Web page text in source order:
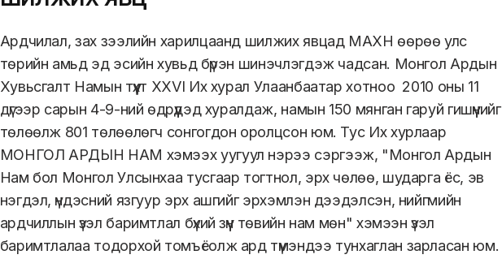
Ардчилал, зах зээлийн харилцаанд шилжих явцад МАХН өөрөө улс
төрийн амьд эд эсийн хувьд бүрэн шинэчлэгдэж чадсан. Монгол Ардын
Хувьсгалт Намын түүхт XXVI Их хурал Улаанбаатар хотноо 2010 оны 11
дүгээр сарын 4-9-ний өдрүүдэд хуралдаж, намын 150 мянган гаруй гишүүнийг
төлөөлж 801 төлөөлөгч сонгогдон оролцсон юм. Тус Их хурлаар
МОНГОЛ АРДЫН НАМ хэмээх уугуул нэрээ сэргээж, "Монгол Ардын
Нам бол Монгол Улсынхаа тусгаар тогтнол, эрх чөлөө, шударга ёс, эв
нэгдэл, үндэсний язгуур эрх ашгийг эрхэмлэн дээдэлсэн, нийгмийн
ардчиллын үзэл баримтлал бүхий зүүн төвийн нам мөн" хэмээн үзэл
баримтлалаа тодорхой томъёолж ард түмэндээ тунхаглан зарласан юм.